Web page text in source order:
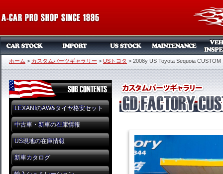
ホーム > カスタムパーツギャラリー > USトヨタ > 2008y US Toyota Sequoia CUSTOM
LEXANIのAW&タイヤ格安セット
中古車・新車の在庫情報
US現地の在庫情報
新車カタログ